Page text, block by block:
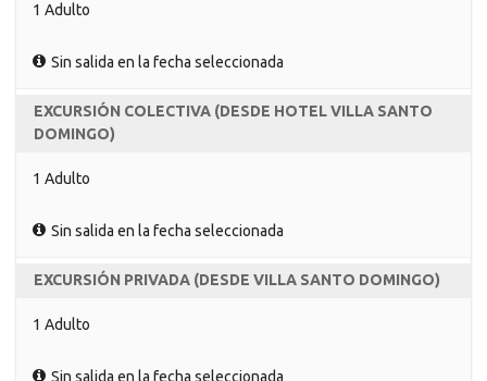
1 Adulto
Sin salida en la fecha seleccionada
EXCURSIÓN COLECTIVA (DESDE HOTEL VILLA SANTO
DOMINGO)
1 Adulto
Sin salida en la fecha seleccionada
EXCURSIÓN PRIVADA (DESDE VILLA SANTO DOMINGO)
1 Adulto
Sin salida en la fecha seleccionada